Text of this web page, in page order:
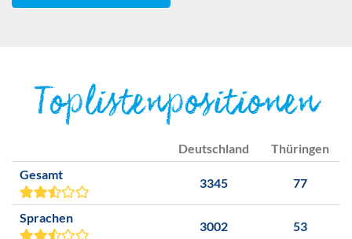
Toplistenpositionen
Deutschland
Thüringen
Gesamt
3345 77
Sprachen
3002 53